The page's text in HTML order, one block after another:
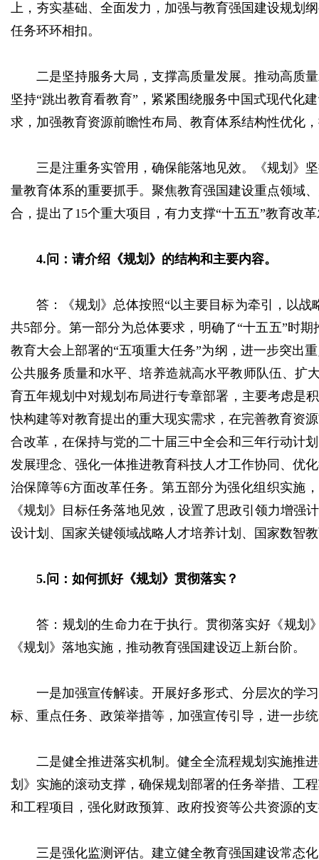
上，夯实基础、全面发力，加强与教育强国建设规划
任务环环相扣。
二是坚持服务大局，支撑高质量发展。推动高质
坚持“跳出教育看教育”，紧紧围绕服务中国式现代化
求，加强教育资源前瞻性布局、教育体系结构性优化
三是注重务实管用，确保能落地见效。《规划》
量教育体系的重要抓手。聚焦教育强国建设重点领域
合，提出了15个重大项目，有力支撑“十五五”教育改
4.问：请介绍《规划》的结构和主要内容。
答：《规划》总体按照“以主要目标为牵引，以
共5部分。第一部分为总体要求，明确了“十五五”时
教育大会上部署的“五项重大任务”为纲，进一步突出
公共服务质量和水平、培养造就高水平教师队伍、扩
育五年规划中对规划布局进行专章部署，主要考虑是
快构建等对教育提出的重大现实需求，在完善教育资
合改革，在保持与党的二十届三中全会和三年行动计
发展理念、强化一体推进教育科技人才工作协同、优
治保障等6方面改革任务。第五部分为强化组织实施
《规划》目标任务落地见效，设置了思政引领力增强
设计划、国家关键领域战略人才培养计划、国家数智
5.问：如何抓好《规划》贯彻落实？
答：规划的生命力在于执行。贯彻落实好《规划
《规划》落地实施，推动教育强国建设迈上新台阶。
一是加强宣传解读。开展好多形式、分层次的学
标、重点任务、政策举措等，加强宣传引导，进一步
二是健全推进落实机制。健全全流程规划实施推
划》实施的滚动支撑，确保规划部署的任务举措、工
和工程项目，强化财政预算、政府投资等公共资源的
三是强化监测评估。建立健全教育强国建设常态